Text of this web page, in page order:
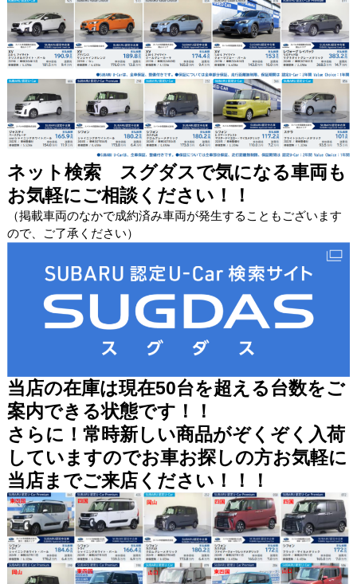
ネット検索 スグダスで気になる車両も
お気軽にご相談ください！！
（掲載車両のなかで成約済み車両が発生することもございます
ので、ご了承ください）
当店の在庫は現在50台を超える台数をご
案内できる状態です！！
さらに！常時新しい商品がぞくぞく入荷
していますのでお車お探しの方お気軽に
当店までご来店ください！！！